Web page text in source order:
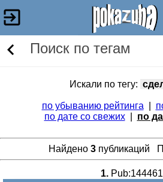
Поиск по тегам
Искали по тегу:
по убыванию рейтинга
по дате со свежих| по
Найдено 3публикаций
1.